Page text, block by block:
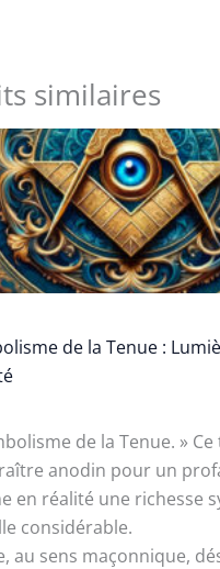
similaires
de la Tenue :
de la Tenue. »
anodin pour un
en réalité une richesse
considérable.
au sens maçonnique,